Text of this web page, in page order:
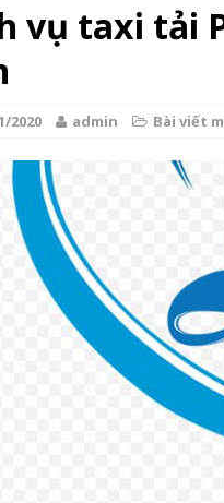
vụ taxi tải
2020 admin Bài viết